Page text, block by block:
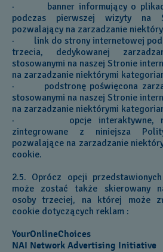
· banner informujący o
podczas pierwszej wizyty na
pozwalający na zarzadzanie
· link do strony internetowej
trzecia, dedykowanej
stosowanymi na naszej Stronie
na zarzadzanie niektórymi
· podstronę poświęcona
stosowanymi na naszej Stronie
na zarzadzanie niektórymi
· opcje interaktywne, na
zintegrowane z niniejsza
pozwalające na zarzadzanie
cookie.
2.5. Oprócz opcji
może zostać także skierowany
osoby trzeciej, na której może
cookie dotyczących reklam :
YourOnlineChoices
NAI Network Advertising Initiative